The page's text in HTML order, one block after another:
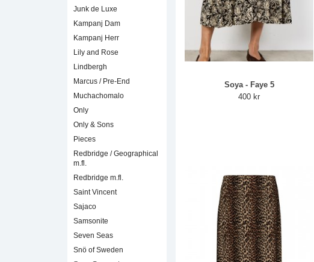
Junk de Luxe
Kampanj Dam
Kampanj Herr
Lily and Rose
Lindbergh
Marcus / Pre-End
Muchachomalo
Only
Only & Sons
Pieces
Redbridge / Geographical
m.fl.
Redbridge m.fl.
Saint Vincent
Sajaco
Samsonite
Seven Seas
Snö of Sweden
Soya - Faye 5
400 kr